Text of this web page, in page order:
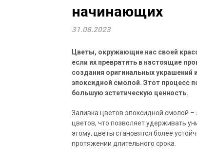
начинающих
31.08.2023
Цветы, окружающие нас своей
если их превратить в настоящие
создания оригинальных украшений
эпоксидной смолой. Этот процесс
большую эстетическую ценность.
Заливка цветов эпоксидной смолой
цветов, что позволяет удерживать
этому, цветы становятся более
протяжении длительного срока.